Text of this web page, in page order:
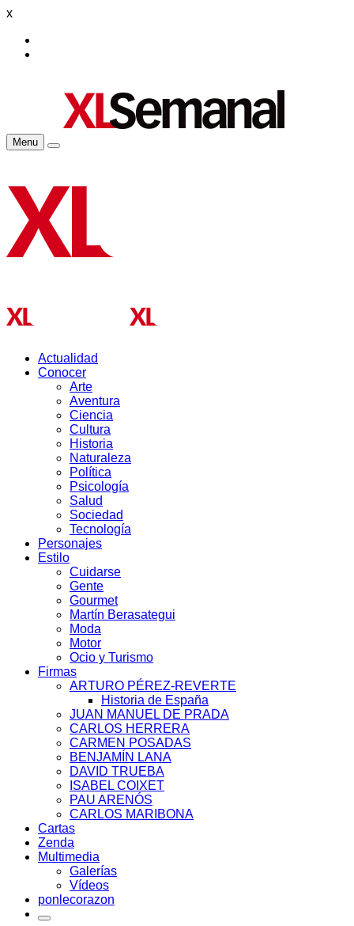
x
Menu
Actualidad
Conocer
Arte
Aventura
Ciencia
Cultura
Historia
Naturaleza
Política
Psicología
Salud
Sociedad
Tecnología
Personajes
Estilo
Cuidarse
Gente
Gourmet
Martín Berasategui
Moda
Motor
Ocio y Turismo
Firmas
ARTURO PÉREZ-REVERTE
Historia de España
JUAN MANUEL DE PRADA
CARLOS HERRERA
CARMEN POSADAS
BENJAMÍN LANA
DAVID TRUEBA
ISABEL COIXET
PAU ARENÓS
CARLOS MARIBONA
Cartas
Zenda
Multimedia
Galerías
Vídeos
ponlecorazon